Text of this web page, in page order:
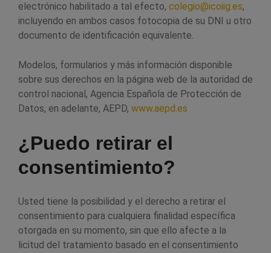
electrónico habilitado a tal efecto, colegio@icoiig.es,
incluyendo en ambos casos fotocopia de su DNI u otro
documento de identificación equivalente.
Modelos, formularios y más información disponible
sobre sus derechos en la página web de la autoridad de
control nacional, Agencia Española de Protección de
Datos, en adelante, AEPD, www.aepd.es
¿Puedo retirar el
consentimiento?
Usted tiene la posibilidad y el derecho a retirar el
consentimiento para cualquiera finalidad específica
otorgada en su momento, sin que ello afecte a la
licitud del tratamiento basado en el consentimiento